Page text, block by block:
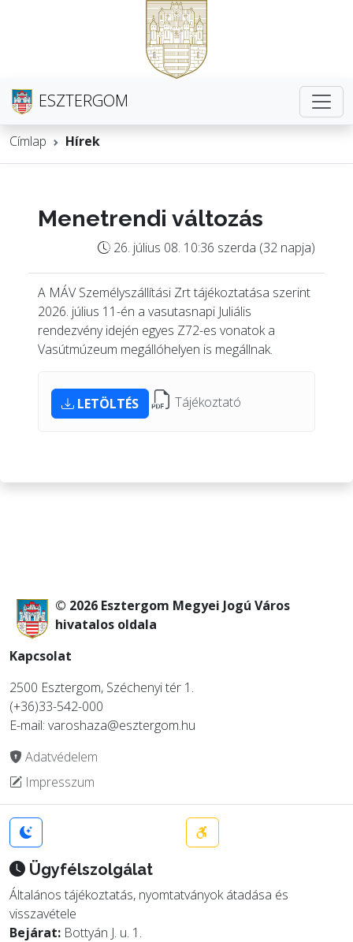
ESZTERGOM
Címlap Hírek
Menetrendi változás
26. július 08. 10:36 szerda (32 napja)
A MÁV Személyszállítási Zrt tájékoztatása szerint
2026. július 11-én a vasutasnapi Juliális
rendezvény idején egyes Z72-es vonatok a
Vasútmúzeum megállóhelyen is megállnak.
LETÖLTÉS Tájékoztató
© 2026 Esztergom Megyei Jogú Város
hivatalos oldala
Kapcsolat
2500 Esztergom, Széchenyi tér 1.
(+36)33-542-000
E-mail: varoshaza@esztergom.hu
Adatvédelem
Impresszum
Ügyfélszolgálat
Általános tájékoztatás, nyomtatványok átadása és
visszavétele
Bejárat: Bottyán J. u. 1.